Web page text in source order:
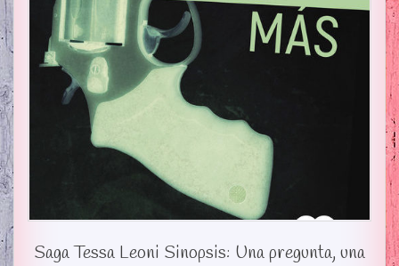
Saga Tessa Leoni Sinopsis: Una pregunta, una